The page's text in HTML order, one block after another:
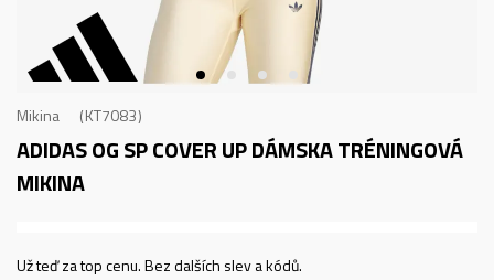
Mikina KT7083
ADIDAS OG SP COVER UPDÁMSKA TRÉNINGOVÁ
MIKINA
Už teď za top cenu. Bez dalších slev a kódů.